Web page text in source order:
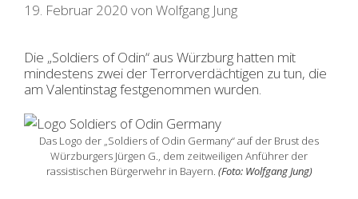
19. Februar 2020 von Wolfgang Jung
Die „Soldiers of Odin“ aus Würzburg hatten mit
mindestens zwei der Terrorverdächtigen zu tun, die
am Valentinstag festgenommen wurden.
Das Logo der „Soldiers of Odin Germany“ auf der Brust des
Würzburgers Jürgen G., dem zeitweiligen Anführer der
rassistischen Bürgerwehr in Bayern. (Foto: Wolfgang Jung)